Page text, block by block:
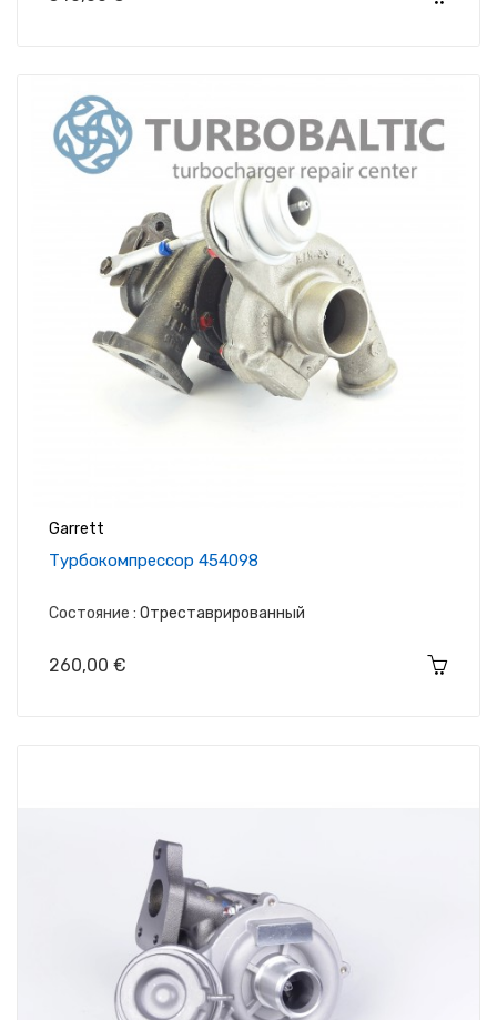
Garrett
Tурбокомпрессор 454098
Состояние : Отреставрированный
Цена
260,00 €